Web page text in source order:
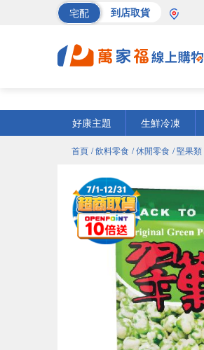
宅配 到店取貨
好康主題
生鮮冷凍
首頁 / 飲料零食 / 休閒零食 / 堅果類